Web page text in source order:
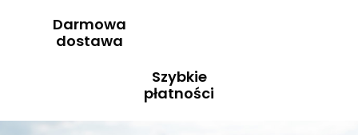
Darmowa
dostawa
Szybkie
płatności